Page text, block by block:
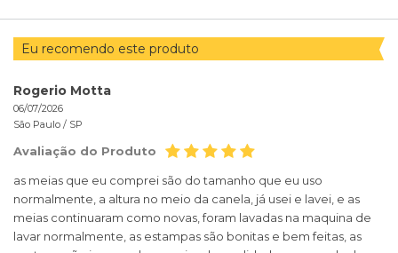
Eu recomendo este produto
Rogerio Motta
06/07/2026
São Paulo / SP
Avaliação do Produto
as meias que eu comprei são do tamanho que eu uso
normalmente, a altura no meio da canela, já usei e lavei, e as
meias continuaram como novas, foram lavadas na maquina de
lavar normalmente, as estampas são bonitas e bem feitas, as